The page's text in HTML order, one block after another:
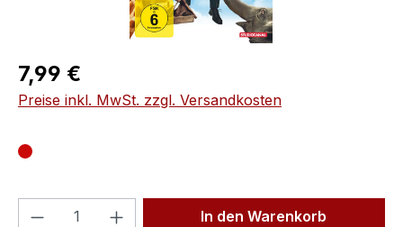
Regulärer Preis:
7,99 €
Preise inkl. MwSt. zzgl. Versandkosten
Produkt Anzahl: Gib denIn den Warenkorb